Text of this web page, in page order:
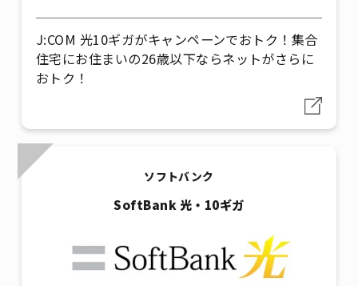
J:COM 光10ギガがキャンペーンでおトク！集合
住宅にお住まいの26歳以下ならネットがさらに
おトク！
ソフトバンク
SoftBank 光・10ギガ